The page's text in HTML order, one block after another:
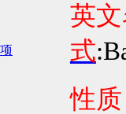
英
式
性质